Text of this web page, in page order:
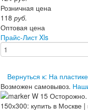
Розничная цена
118 руб.
Оптовая цена
Прайс-Лист Xls
Вернуться к: На
Возможен самовывоз.